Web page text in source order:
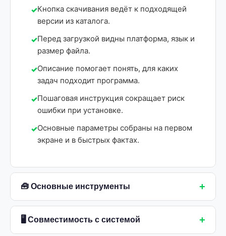
Кнопка скачивания ведёт к подходящей
версии из каталога.
Перед загрузкой видны платформа, язык и
размер файла.
Описание помогает понять, для каких
задач подходит программа.
Пошаговая инструкция сокращает риск
ошибки при установке.
Основные параметры собраны на первом
экране и в быстрых фактах.
🧰 Основные инструменты +
🖥 Совместимость с системой +